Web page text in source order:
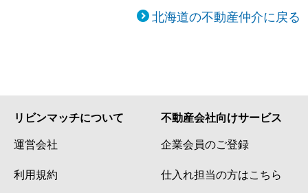
北海道の不動産仲介に戻る
リビンマッチについて
運営会社
利用規約
不動産会社向けサービス
企業会員のご登録
仕入れ担当の方はこちら